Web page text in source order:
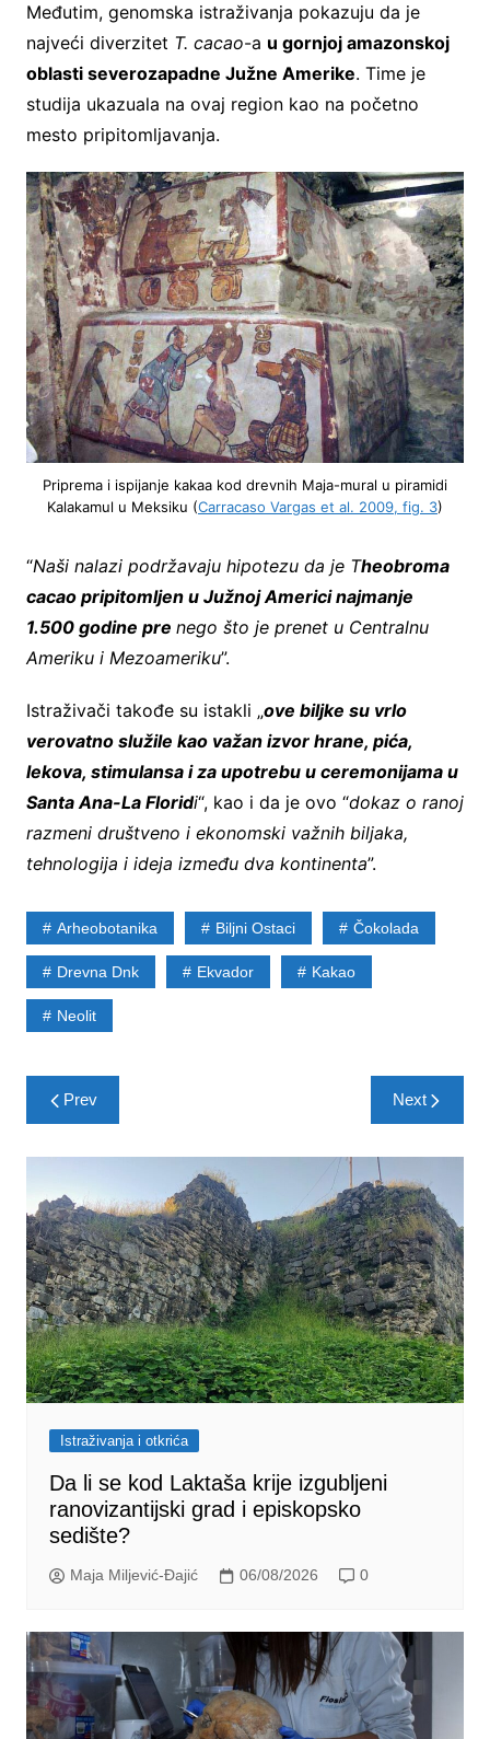
Međutim, genomska istraživanja pokazuju da je
najveći diverzitet T. cacao-a u gornjoj amazonskoj
oblasti severozapadne Južne Amerike. Time je
studija ukazuala na ovaj region kao na početno
mesto pripitomljavanja.
Priprema i ispijanje kakaa kod drevnih Maja-mural u piramidi
Kalakamul u Meksiku (Carracaso Vargas et al. 2009, fig. 3)
“Naši nalazi podržavaju hipotezu da je Theobroma
cacao pripitomljen u Južnoj Americi najmanje
1.500 godine pre nego što je prenet u Centralnu
Ameriku i Mezoameriku”.
Istraživači takođe su istakli „ove biljke su vrlo
verovatno služile kao važan izvor hrane, pića,
lekova, stimulansa i za upotrebu u ceremonijama u
Santa Ana-La Floridi“, kao i da je ovo “dokaz o ranoj
razmeni društveno i ekonomski važnih biljaka,
tehnologija i ideja između dva kontinenta”.
Arheobotanika Biljni Ostaci Čokolada
Drevna Dnk Ekvador Kakao
Neolit
Post
navigation
Prev Next
Istraživanja i otkrića
Da li se kod Laktaša krije izgubljeni
ranovizantijski grad i episkopsko
sedište?
Maja Miljević-Đajić 06/08/2026 0